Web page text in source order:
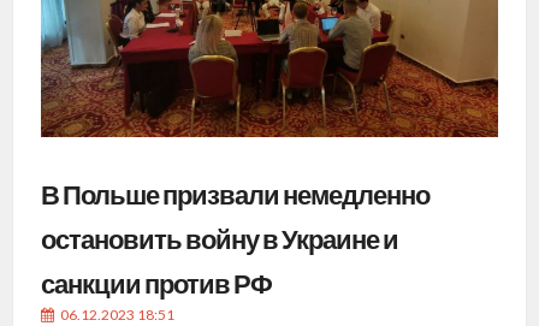
В Польше призвали немедленно
остановить войну в Украине и
санкции против РФ
06.12.2023 18:51